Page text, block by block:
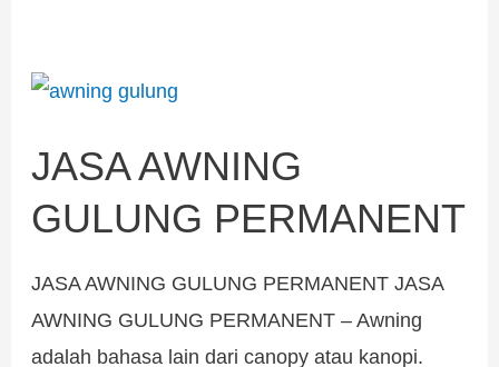
JASA AWNING
GULUNG PERMANENT
JASA AWNING GULUNG PERMANENT JASA
AWNING GULUNG PERMANENT – Awning
adalah bahasa lain dari canopy atau kanopi.
JASA
GULUNG